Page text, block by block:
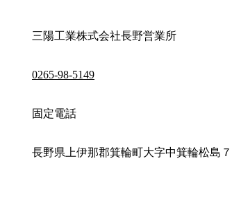
三陽工業株式会社長野営業所
0265-98-5149
固定電話
長野県上伊那郡箕輪町大字中箕輪松島